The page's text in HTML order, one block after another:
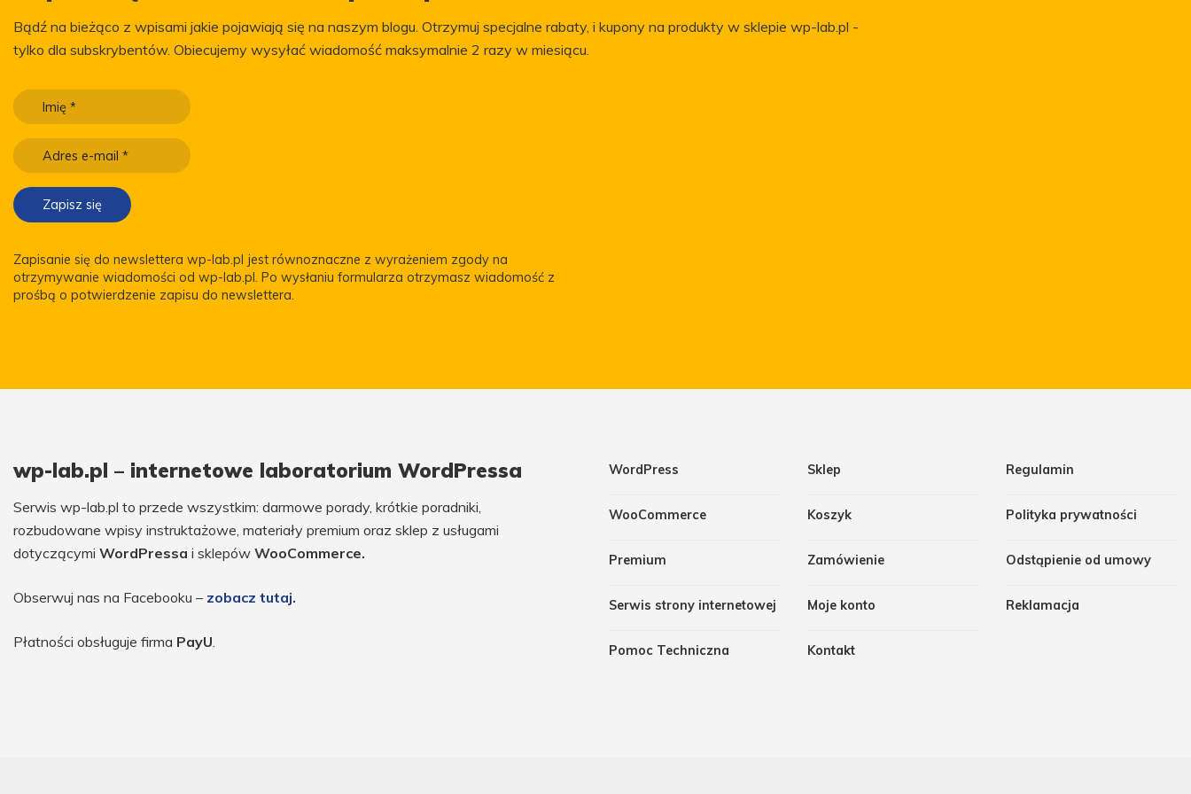
Bądź na bieżąco z wpisami jakie pojawiają się na naszym blogu. Otrzymuj specjalne rabaty, i kupony na produkty w sklepie wp-lab.pl -
tylko dla subskrybentów. Obiecujemy wysyłać wiadomość maksymalnie 2 razy w miesiącu.
Zapisanie się do newslettera wp-lab.pl jest równoznaczne z wyrażeniem zgody na
otrzymywanie wiadomości od wp-lab.pl. Po wysłaniu formularza otrzymasz wiadomość z
prośbą o potwierdzenie zapisu do newslettera.
wp-lab.pl – internetowe laboratorium WordPressa
Serwis wp-lab.pl to przede wszystkim: darmowe porady, krótkie poradniki,
rozbudowane wpisy instruktażowe, materiały premium oraz sklep z usługami
dotyczącymi WordPressa i sklepów WooCommerce.
Obserwuj nas na Facebooku – zobacz tutaj.
Płatności obsługuje firma PayU
WordPress
WooCommerce
Premium
Serwis strony internetowej
Pomoc Techniczna
Sklep
Koszyk
Zamówienie
Moje konto
Kontakt
Regulamin
Polityka prywatności
Odstąpienie od umowy
Reklamacja